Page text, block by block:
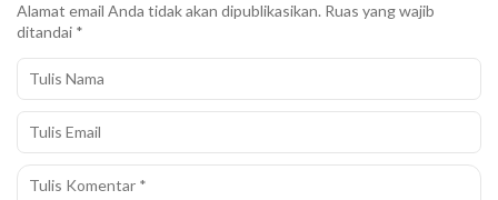
Alamat email Anda tidak akan dipublikasikan. Ruas yang wajib
ditandai *